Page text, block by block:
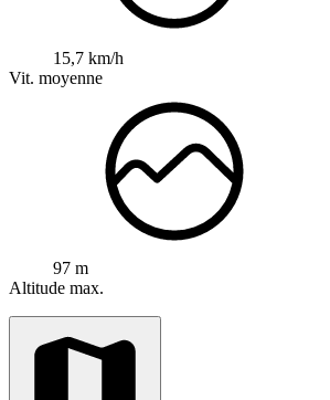
15,7 km/h
Vit. moyenne
97 m
Altitude max.